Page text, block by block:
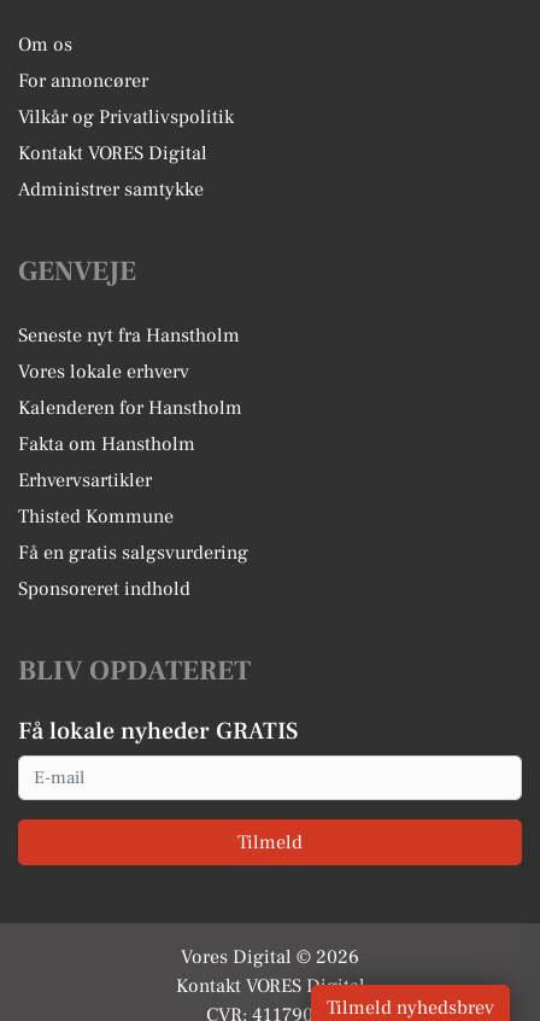
Om os
For annoncører
Vilkår og Privatlivspolitik
Kontakt VORES Digital
Administrer samtykke
GENVEJE
Seneste nyt fra Hanstholm
Vores lokale erhverv
Kalenderen for Hanstholm
Fakta om Hanstholm
Erhvervsartikler
Thisted Kommune
Få en gratis salgsvurdering
Sponsoreret indhold
BLIV OPDATERET
Få lokale nyheder GRATIS
Email
Tilmeld
Vores Digital © 2026
Kontakt VORES Digital
CVR: 41179082Tilmeld nyhedsbrev